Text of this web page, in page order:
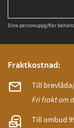
Dina personuppgifter
Fraktkostnad:
Till
Fri frakt om
Till ombud